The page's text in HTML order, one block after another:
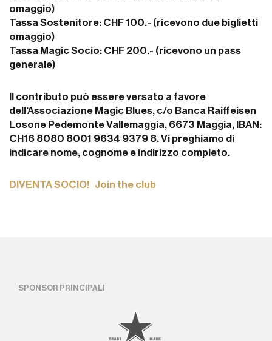
omaggio)
Tassa Sostenitore: CHF 100.- (ricevono due biglietti
omaggio)
Tassa Magic Socio: CHF 200.- (ricevono un pass
generale)
Il contributo può essere versato a favore
dell'Associazione Magic Blues, c/o Banca Raiffeisen
Losone Pedemonte Vallemaggia, 6673 Maggia, IBAN:
CH16 8080 8001 9634 9379 8. Vi preghiamo di
indicare nome, cognome e indirizzo completo.
DIVENTA SOCIO! Join the club
SPONSOR PRINCIPALI